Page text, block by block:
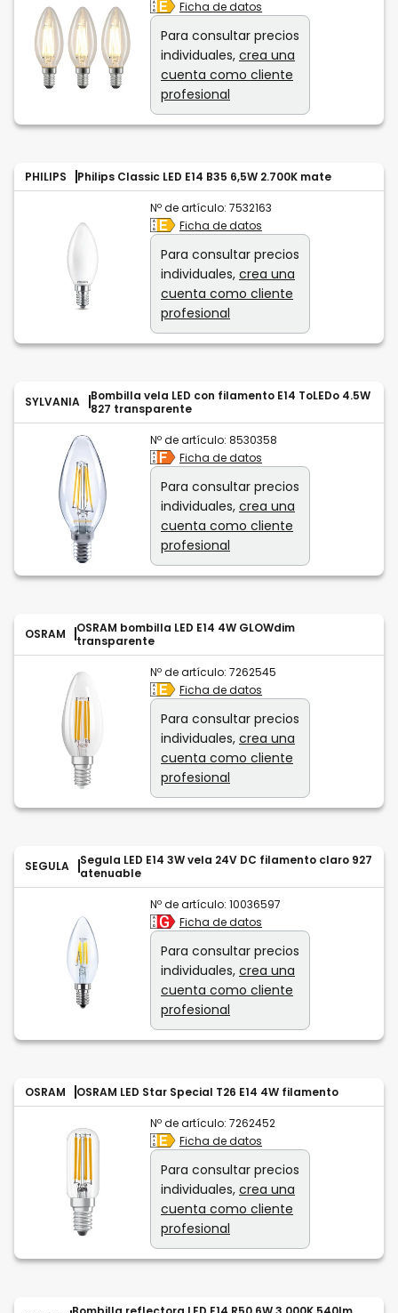
Ficha de datos
Para consultar precios
individuales, crea una
cuenta como cliente
profesional
PHILIPS Philips Classic LED E14 B35 6,5W 2.700K mate
Nº de artículo: 7532163
Ficha de datos
Para consultar precios
individuales, crea una
cuenta como cliente
profesional
SYLVANIA
Bombilla vela LED con filamento E14 ToLEDo 4.5W
827 transparente
Nº de artículo: 8530358
Ficha de datos
Para consultar precios
individuales, crea una
cuenta como cliente
profesional
OSRAM
OSRAM bombilla LED E14 4W GLOWdim
transparente
Nº de artículo: 7262545
Ficha de datos
Para consultar precios
individuales, crea una
cuenta como cliente
profesional
SEGULA
Segula LED E14 3W vela 24V DC filamento claro 927
atenuable
Nº de artículo: 10036597
Ficha de datos
Para consultar precios
individuales, crea una
cuenta como cliente
profesional
OSRAM OSRAM LED Star Special T26 E14 4W filamento
Nº de artículo: 7262452
Ficha de datos
Para consultar precios
individuales, crea una
cuenta como cliente
profesional